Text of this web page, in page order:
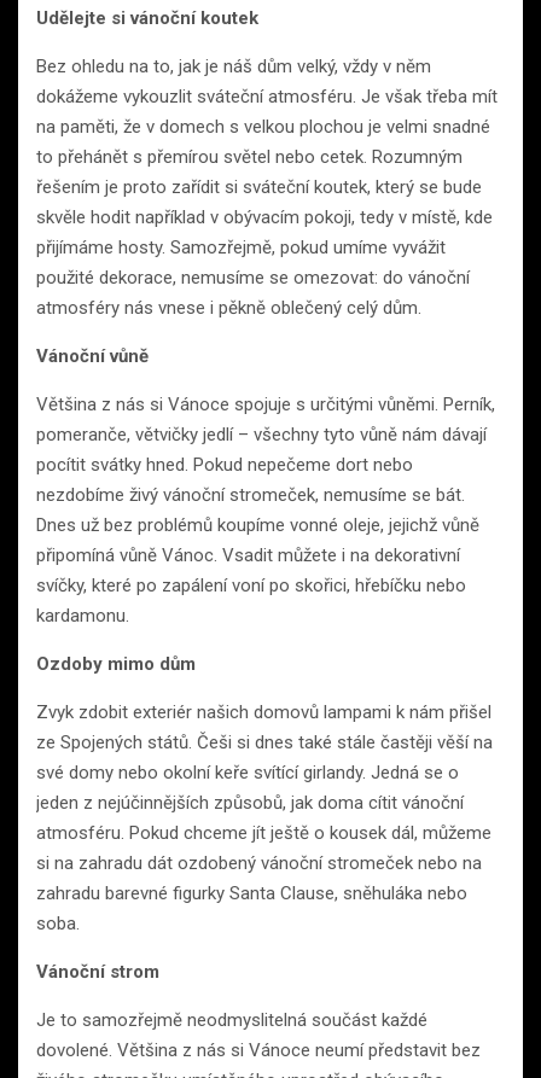
Udělejte si vánoční koutek
Bez ohledu na to, jak je náš dům velký, vždy v něm
dokážeme vykouzlit sváteční atmosféru. Je však třeba mít
na paměti, že v domech s velkou plochou je velmi snadné
to přehánět s přemírou světel nebo cetek. Rozumným
řešením je proto zařídit si sváteční koutek, který se bude
skvěle hodit například v obývacím pokoji, tedy v místě, kde
přijímáme hosty. Samozřejmě, pokud umíme vyvážit
použité dekorace, nemusíme se omezovat: do vánoční
atmosféry nás vnese i pěkně oblečený celý dům.
Vánoční vůně
Většina z nás si Vánoce spojuje s určitými vůněmi. Perník,
pomeranče, větvičky jedlí – všechny tyto vůně nám dávají
pocítit svátky hned. Pokud nepečeme dort nebo
nezdobíme živý vánoční stromeček, nemusíme se bát.
Dnes už bez problémů koupíme vonné oleje, jejichž vůně
připomíná vůně Vánoc. Vsadit můžete i na dekorativní
svíčky, které po zapálení voní po skořici, hřebíčku nebo
kardamonu.
Ozdoby mimo dům
Zvyk zdobit exteriér našich domovů lampami k nám přišel
ze Spojených států. Češi si dnes také stále častěji věší na
své domy nebo okolní keře svítící girlandy. Jedná se o
jeden z nejúčinnějších způsobů, jak doma cítit vánoční
atmosféru. Pokud chceme jít ještě o kousek dál, můžeme
si na zahradu dát ozdobený vánoční stromeček nebo na
zahradu barevné figurky Santa Clause, sněhuláka nebo
soba.
Vánoční strom
Je to samozřejmě neodmyslitelná součást každé
dovolené. Většina z nás si Vánoce neumí představit bez